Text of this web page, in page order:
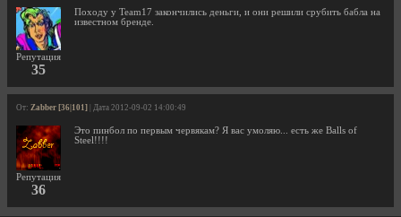
Репутация
35
Походу у Team17 закончились деньги, и они решили срубить бабла на
известном бренде.
От: Zabber [36|101] | Дата 2012-09-02 14:00:49
Репутация
36
Это пинбол по первым червякам? Я вас умоляю... есть же Balls of
Steel!!!!